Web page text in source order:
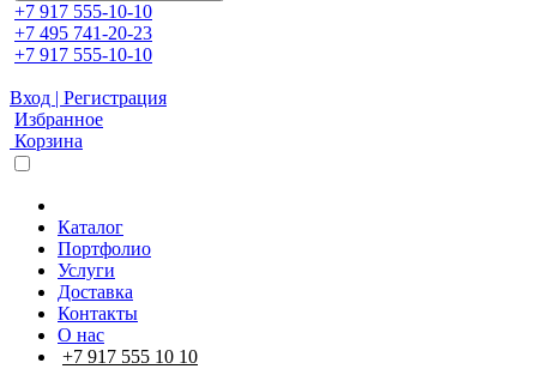
+7 917 555-10-10
+7 495 741-20-23
+7 917 555-10-10
Вход | Регистрация
Избранное
Корзина
Каталог
Портфолио
Услуги
Доставка
Контакты
О нас
+7 917 555 10 10